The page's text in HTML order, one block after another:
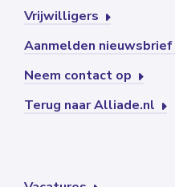
Vrijwilligers
Aanmelden nieuwsbrief
Neem contact op
Terug naar Alliade.nl